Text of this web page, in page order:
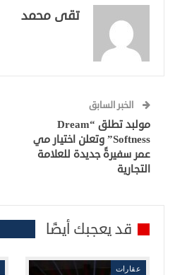
تقى محمد
الخبر السابق
مولبد تطلق “Dream
Softness” وتعلن اختيار مي
عمر سفيرةً جديدة للعلامة
التجارية
قد يعجبك أيضًا
عقارات